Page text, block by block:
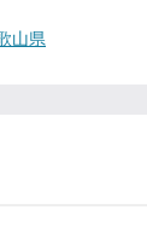
山県